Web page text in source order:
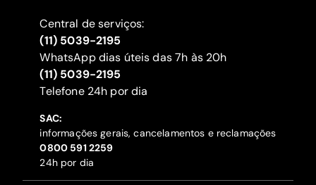
Central de serviços:
(11) 5039-2195
WhatsApp dias úteis das 7h às 20h
(11) 5039-2195
‍Telefone 24h por dia
SAC:
informações gerais, cancelamentos e reclamações
‍0800 591 2259
24h por dia